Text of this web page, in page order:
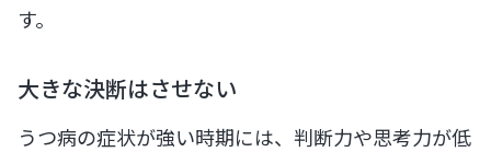
す。
大きな決断はさせない
うつ病の症状が強い時期には、判断力や思考力が低